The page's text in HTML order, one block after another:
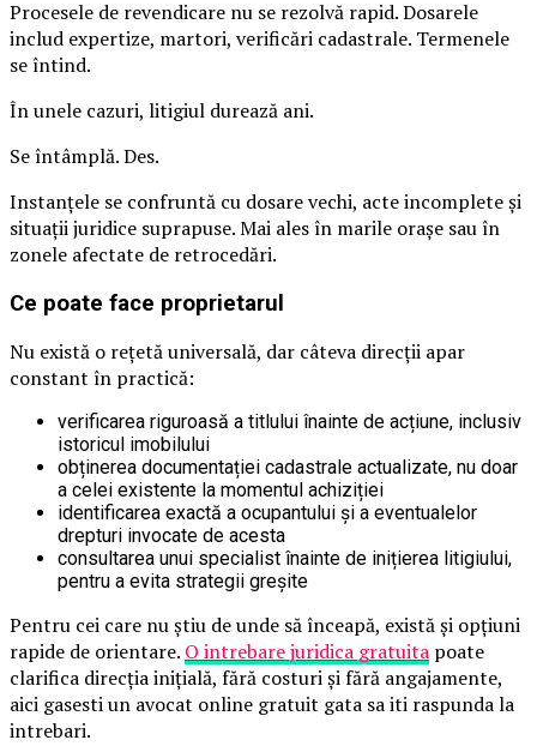
Procesele de revendicare nu se rezolvă rapid. Dosarele
includ expertize, martori, verificări cadastrale. Termenele
se întind.
În unele cazuri, litigiul durează ani.
Se întâmplă. Des.
Instanțele se confruntă cu dosare vechi, acte incomplete și
situații juridice suprapuse. Mai ales în marile orașe sau în
zonele afectate de retrocedări.
Ce poate face proprietarul
Nu există o rețetă universală, dar câteva direcții apar
constant în practică:
verificarea riguroasă a titlului înainte de acțiune, inclusiv
istoricul imobilului
obținerea documentației cadastrale actualizate, nu doar
a celei existente la momentul achiziției
identificarea exactă a ocupantului și a eventualelor
drepturi invocate de acesta
consultarea unui specialist înainte de inițierea litigiului,
pentru a evita strategii greșite
Pentru cei care nu știu de unde să înceapă, există și opțiuni
rapide de orientare. O intrebare juridica gratuita poate
clarifica direcția inițială, fără costuri și fără angajamente,
aici gasesti un avocat online gratuit gata sa iti raspunda la
intrebari.